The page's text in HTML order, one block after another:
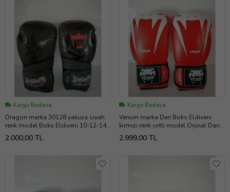
Kargo Bedava
Dragon marka 30128 yakuza siyah
renk model Boks Eldiveni 10-12-14
oz büyüklükte Orjinal
2.000,00 TL
Kargo Bedava
Venum marka Deri Boks Eldiveni
kırmızı renk cırtlı model Orjinal Dana
derisidir İTHAL ÜRÜNDÜR
profesyonel sporcular için
büyüklükte İstediğiniz Bedeni msj ile
2.999,00 TL